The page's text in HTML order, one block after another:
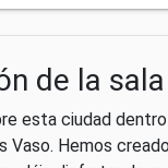
de la
esta ciudad
Vaso. Hemos